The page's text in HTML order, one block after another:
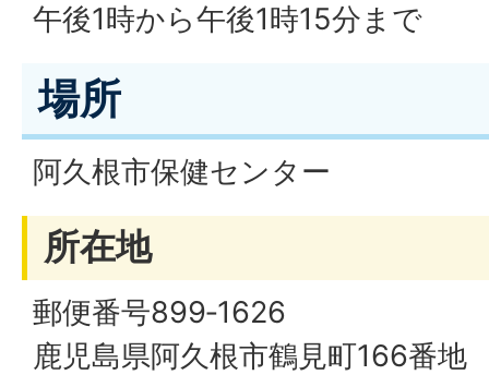
午後1時から午後1時15分まで
場所
阿久根市保健センター
所在地
郵便番号899‐1626
鹿児島県阿久根市鶴見町166番地